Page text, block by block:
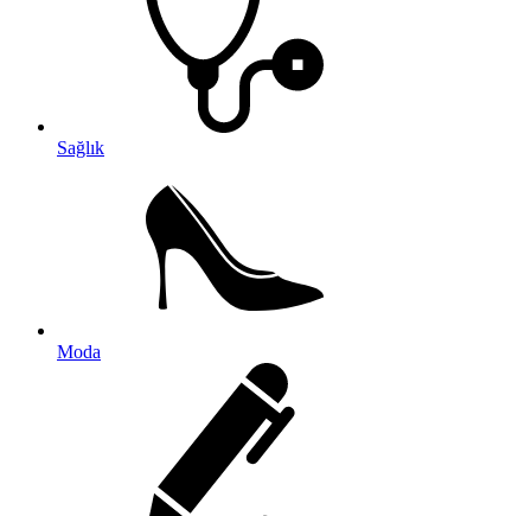
Sağlık
Moda